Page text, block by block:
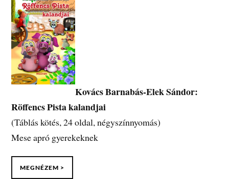
Kovács Barnabás-Elek Sándor:
Röffencs Pista kalandjai
(Táblás kötés, 24 oldal, négyszínnyomás)
Mese apró gyerekeknek
MEGNÉZEM >